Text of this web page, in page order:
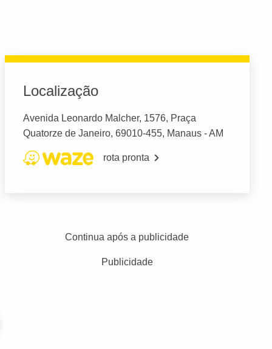
Localização
Avenida Leonardo Malcher, 1576, Praça
Quatorze de Janeiro, 69010-455, Manaus - AM
rota pronta
Continua após a publicidade
Publicidade